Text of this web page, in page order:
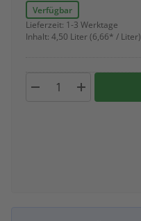
Verfügbar
Lieferzeit: 1-3 Werktage
Inhalt: 4,50 Liter (6,66* / Liter)